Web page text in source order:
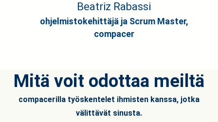
Beatriz Rabassi
ohjelmistokehittäjä ja Scrum Master,
compacer
Mitä voit odottaa meiltä
compacerilla työskentelet ihmisten kanssa, jotka
välittävät sinusta.